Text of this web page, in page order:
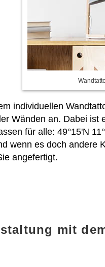
individuellen
Wänden an. Dabei
für alle: 49°15'N
wenn es doch andere
angefertigt.
mit